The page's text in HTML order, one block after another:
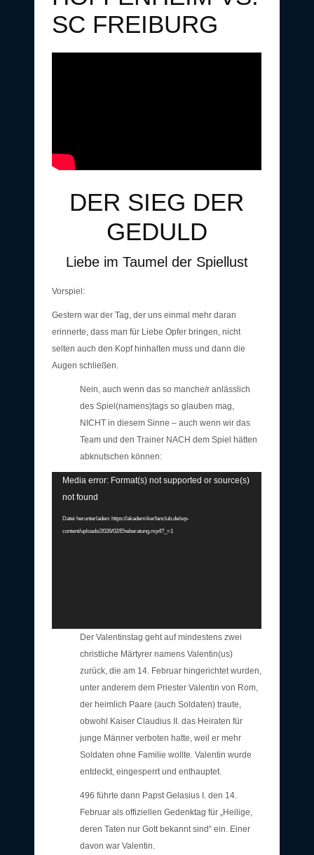
SC FREIBURG
DER SIEG DER
GEDULD
Liebe im Taumel der Spiellust
Vorspiel:
Gestern war der Tag, der uns einmal mehr daran
erinnerte, dass man für Liebe Opfer bringen, nicht
selten auch den Kopf hinhalten muss und dann die
Augen schließen.
Nein, auch wenn das so manche/r anlässlich
des Spiel(namens)tags so glauben mag,
NICHT in diesem Sinne – auch wenn wir das
Team und den Trainer NACH dem Spiel hätten
abknutschen können:
Video-
Media error: Format(s) not supported or source(s)
not found
Datei herunterladen: https://akademikerfanclub.de/wp-
content/uploads/2026/02/Eheberatung.mp4?_=1
Der Valentinstag geht auf mindestens zwei
christliche Märtyrer namens Valentin(us)
zurück, die am 14. Februar hingerichtet wurden,
unter anderem dem Priester Valentin von Rom,
der heimlich Paare (auch Soldaten) traute,
obwohl Kaiser Claudius II. das Heiraten für
junge Männer verboten hatte, weil er mehr
Soldaten ohne Familie wollte. Valentin wurde
entdeckt, eingesperrt und enthauptet.
496 führte dann Papst Gelasius I. den 14.
Februar als offiziellen Gedenktag für „Heilige,
deren Taten nur Gott bekannt sind“ ein. Einer
davon war Valentin.